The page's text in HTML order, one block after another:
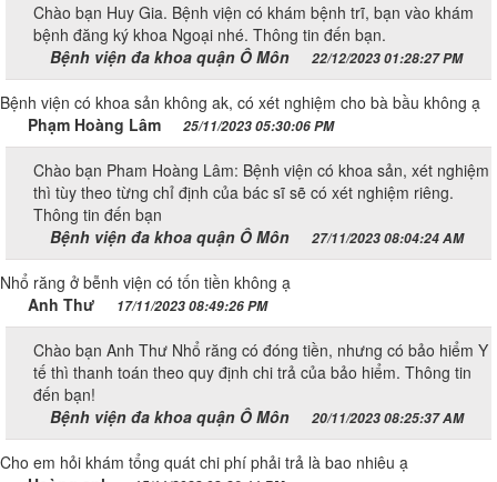
Chào bạn Huy Gia. Bệnh viện có khám bệnh trĩ, bạn vào khám
bệnh đăng ký khoa Ngoại nhé. Thông tin đến bạn.
Bệnh viện đa khoa quận Ô Môn
22/12/2023 01:28:27 PM
Bệnh viện có khoa sản không ak, có xét nghiệm cho bà bầu không ạ
Phạm Hoàng Lâm 25/11/2023 05:30:06 PM
Chào bạn Pham Hoàng Lâm: Bệnh viện có khoa sản, xét nghiệm
thì tùy theo từng chỉ định của bác sĩ sẽ có xét nghiệm riêng.
Thông tin đến bạn
Bệnh viện đa khoa quận Ô Môn
27/11/2023 08:04:24 AM
Nhổ răng ở bễnh viện có tốn tiền không ạ
Anh Thư
17/11/2023 08:49:26 PM
Chào bạn Anh Thư Nhổ răng có đóng tiền, nhưng có bảo hiểm Y
tế thì thanh toán theo quy định chi trả của bảo hiểm. Thông tin
đến bạn!
Bệnh viện đa khoa quận Ô Môn
20/11/2023 08:25:37 AM
Cho em hỏi khám tổng quát chi phí phải trả là bao nhiêu ạ